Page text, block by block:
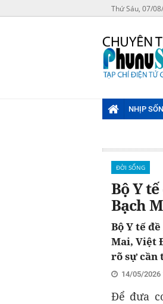
Thứ Sáu, 07/
NHỊP
ĐỜI SỐNG
Bộ Y
Bạch
Bộ Y tế
Mai, Việt
rõ sự cần
14/05/2026
Để đưa